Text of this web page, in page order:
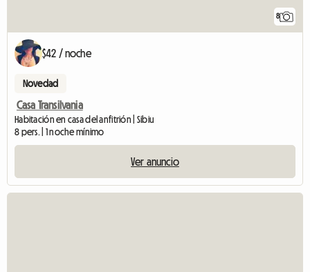
8
$42 / noche
Novedad
Casa Transilvania
Habitación en casa del anfitrión | Sibiu
8 pers. | 1 noche mínimo
Ver anuncio